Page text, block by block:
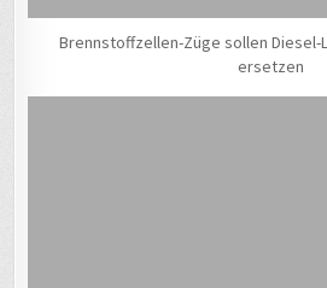
Brennstoffzellen-Züge sollen Diesel-
ersetzen